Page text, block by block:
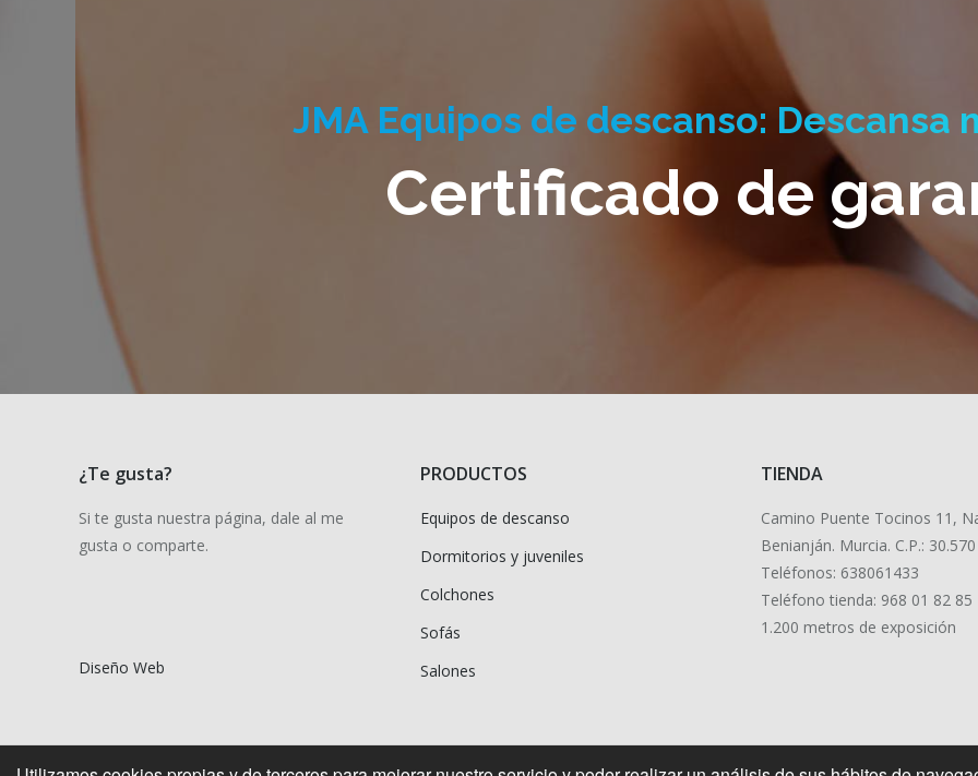
JMA Equipos de descanso: Descansa
Certificado de
¿Te gusta?
Si te gusta nuestra página, dale al me
gusta o comparte.
Diseño Web
PRODUCTOS
Equipos de descanso
Dormitorios y juveniles
Colchones
Sofás
Salones
TIENDA
Camino Puente Tocinos 11,
Benianján. Murcia. C.P.: 30.570
Teléfonos: 638061433
Teléfono tienda: 968 01 82 85
1.200 metros de exposición